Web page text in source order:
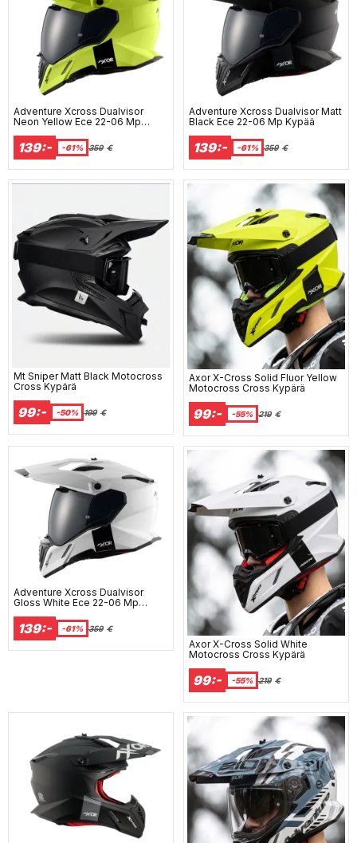
Adventure Xcross Dualvisor
Neon Yellow Ece 22-06 Mp
139:- -61% 359 €
Adventure Xcross Dualvisor Matt
Black Ece 22-06 Mp Kypää
139:- -61% 359 €
Mt Sniper Matt Black Motocross
Cross Kypärä
99:- -50% 199 €
Axor X-Cross Solid Fluor Yellow
Motocross Cross Kypärä
99:- -55% 219 €
Adventure Xcross Dualvisor
Gloss White Ece 22-06 Mp
139:- -61% 359 €
Axor X-Cross Solid White
Motocross Cross Kypärä
99:- -55% 219 €